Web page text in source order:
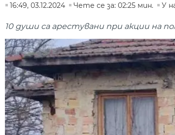
16:49, 03.12.2024
Чете се за: 02:25 мин. У
10 души са арестувани при акции на